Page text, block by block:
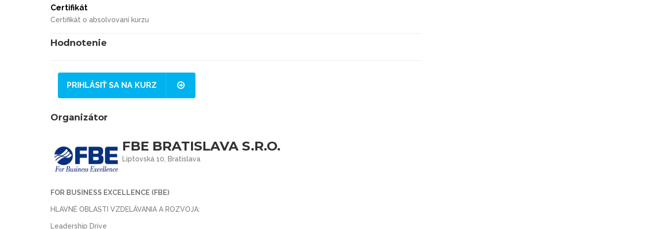
Certifikát
Certifikát o absolvovaní kurzu
Hodnotenie
PRIHLÁSIŤ SA NA KURZ
Organizátor
FBE BRATISLAVA S.R.O.
Liptovská 10, Bratislava
FOR BUSINESS EXCELLENCE (FBE)
HLAVNÉ OBLASTI VZDELÁVANIA A ROZVOJA:
Leadership Drive